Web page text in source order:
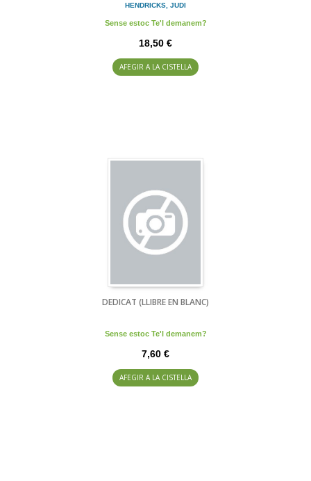
HENDRICKS, JUDI
Sense estoc Te'l demanem?
18,50 €
AFEGIR A LA CISTELLA
DEDICAT (LLIBRE EN BLANC)
Sense estoc Te'l demanem?
7,60 €
AFEGIR A LA CISTELLA